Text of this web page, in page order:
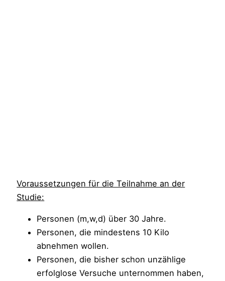
Voraussetzungen für die Teilnahme an der
Studie:
Personen (m,w,d) über 30 Jahre.
Personen, die mindestens 10 Kilo
abnehmen wollen.
Personen, die bisher schon unzählige
erfolglose Versuche unternommen haben,